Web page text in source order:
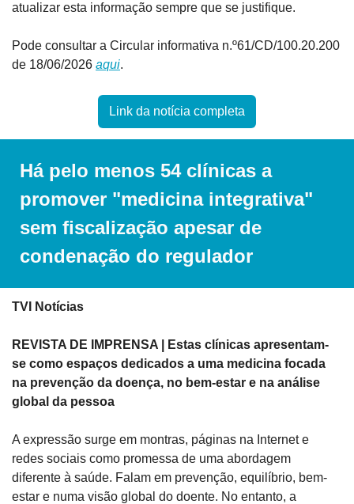
atualizar esta informação sempre que se justifique.
Pode consultar a Circular informativa n.º61/CD/100.20.200
de 18/06/2026 aqui.
Link da notícia completa
Há pelo menos 54 clínicas a
promover "medicina integrativa"
sem fiscalização apesar de
condenação do regulador
TVI Notícias
REVISTA DE IMPRENSA | Estas clínicas apresentam-
se como espaços dedicados a uma medicina focada
na prevenção da doença, no bem-estar e na análise
global da pessoa
A expressão surge em montras, páginas na Internet e
redes sociais como promessa de uma abordagem
diferente à saúde. Falam em prevenção, equilíbrio, bem-
estar e numa visão global do doente. No entanto, a